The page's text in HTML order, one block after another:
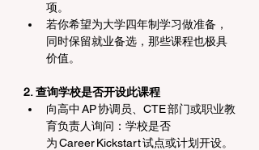
项。
若你希望为大学四年制学习做准备，
同时保留就业备选，那些课程也极具
价值。
2. 查询学校是否开设此课程
向高中 AP 协调员、CTE 部门或职业教
育负责人询问：学校是否
为 Career Kickstart 试点或计划开设。